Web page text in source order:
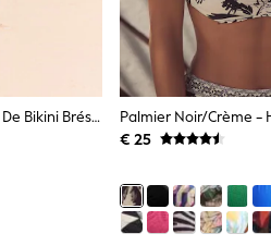
Imprimé Léopards Vert/Noir - Bas De Bikini Brésilien Haut
€ 25